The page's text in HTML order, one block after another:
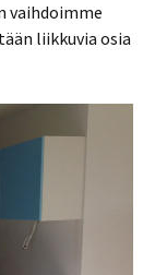
vaihdoimme
liikkuvia osia